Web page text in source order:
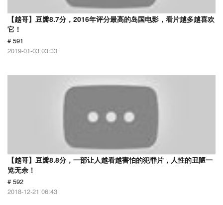
【越哥】豆瓣8.7分，2016年评分最高的岛国电影，看片越多越喜欢
它！
# 591
2019-01-03 03:33
【越哥】豆瓣8.8分，一部让人越看越害怕的犯罪片，人性的丑陋一
览无余！
# 592
2018-12-21 06:43